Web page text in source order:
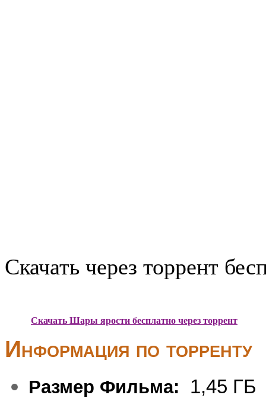
Скачать через торрент
Скачать Шары ярости бесплатно через торрент
Информация по торренту
Размер Фильма: 1,45 ГБ